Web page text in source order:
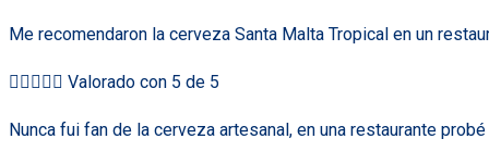
Me recomendaron la cerveza Santa Malta Tropical en un
     Valorado con 5 de 5
Nunca fui fan de la cerveza artesanal, en una restaurante